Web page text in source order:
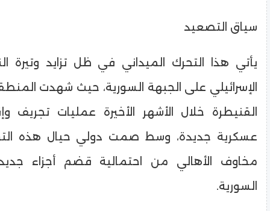
​سياق التصعيد
​يأتي هذا التحرك الميداني في ظل تزايد وتيرة
الإسرائيلي على الجبهة السورية، حيث شهدت
القنيطرة خلال الأشهر الأخيرة عمليات تجريف
عسكرية جديدة، وسط صمت دولي حيال هذه
مخاوف الأهالي من احتمالية قضم أجزاء
السورية.